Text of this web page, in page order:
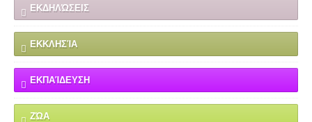
ΕΚΔΗΛΏΣΕΙΣ
ΕΚΚΛΗΣΊΑ
ΕΚΠΑΊΔΕΥΣΗ
ΖΏΑ